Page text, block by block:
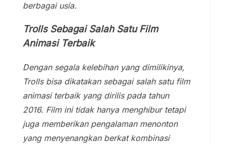
berbagai usia.
Trolls Sebagai Salah Satu Film
Animasi Terbaik
Dengan segala kelebihan yang dimilikinya,
Trolls bisa dikatakan sebagai salah satu film
animasi terbaik yang dirilis pada tahun
2016. Film ini tidak hanya menghibur tetapi
juga memberikan pengalaman menonton
yang menyenangkan berkat kombinasi